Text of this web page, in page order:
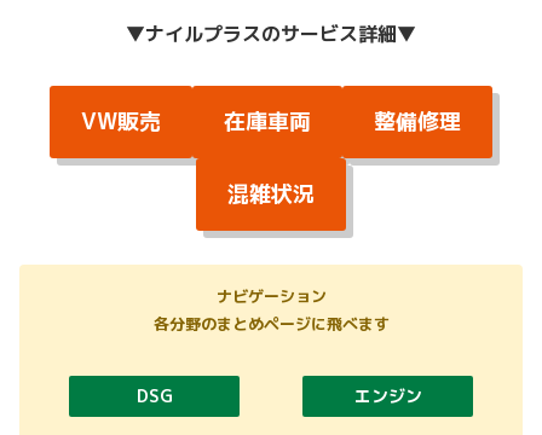
▼ナイルプラスのサービス詳細▼
VW販売 在庫車両 整備修理
混雑状況
ナビゲーション
各分野のまとめページに飛べます
DSG エンジン